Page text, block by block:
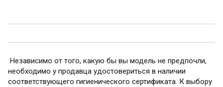
Независимо от того, какую бы вы модель не предпочли,
необходимо у продавца удостовериться в наличии
соответствующего гигиенического сертификата. К выбору